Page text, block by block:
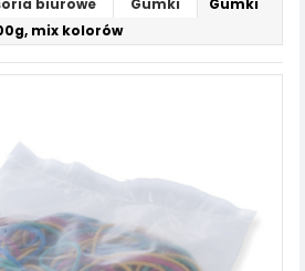
biurowe Gumki
Gumki
mix kolorów